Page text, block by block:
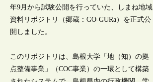
年9月から試験公開を行っていた、しまね地域
資料リポジトリ（郷蔵：GO-GURa）を正式公
開しました。
このリポジトリは、島根大学「地（知）の拠
点整備事業」（COC事業）の一環として構築